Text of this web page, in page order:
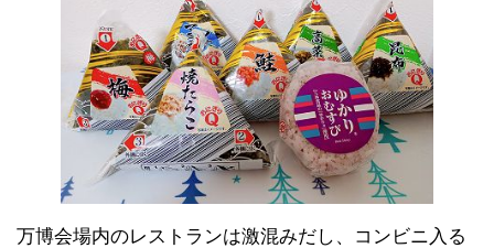
万博会場内のレストランは激混みだし、コンビニ入る